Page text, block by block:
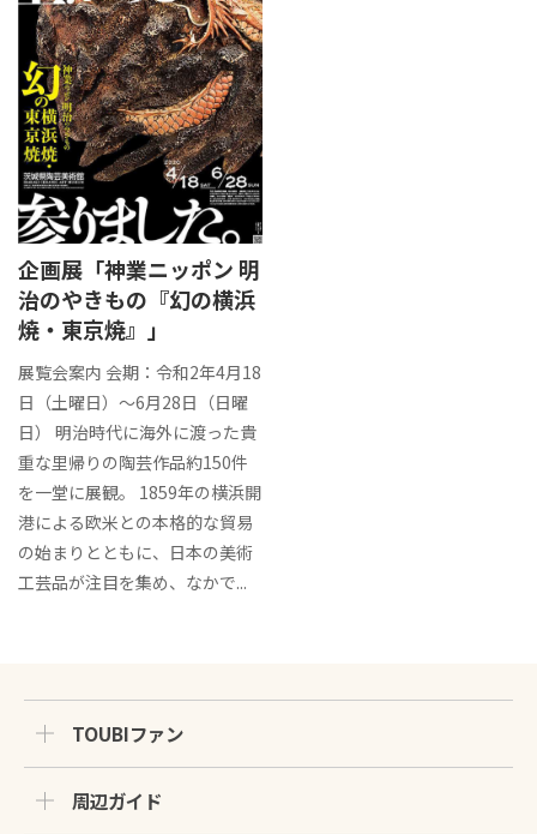
企画展「神業ニッポン 明
治のやきもの『幻の横浜
焼・東京焼』」
展覧会案内 会期：令和2年4月18
日（土曜日）～6月28日（日曜
日） 明治時代に海外に渡った貴
重な里帰りの陶芸作品約150件
を一堂に展観。 1859年の横浜開
港による欧米との本格的な貿易
の始まりとともに、日本の美術
工芸品が注目を集め、なかで...
TOUBIファン
周辺ガイド